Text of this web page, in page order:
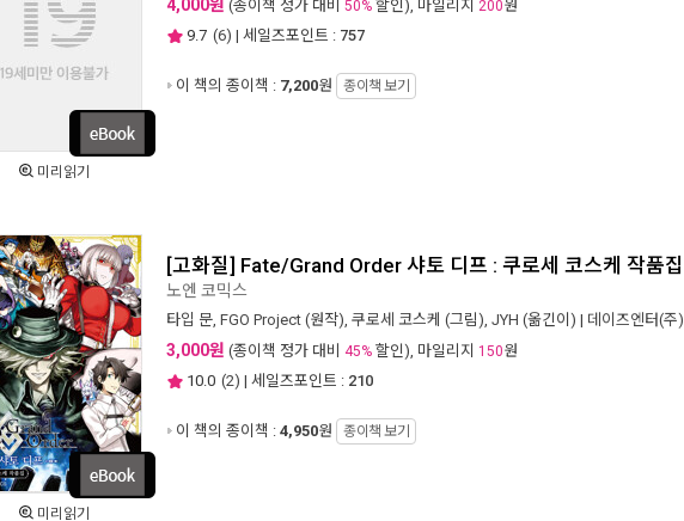
미리읽기
4,000원 (종이책 정가 대비 50% 할인), 마일리지 200원
9.7 (6) | 세일즈포인트 : 757
이 책의 종이책 : 7,200원 종이책 보기
미리읽기
[고화질] Fate/Grand Order 샤토 디프 : 쿠로세 코스케 작품집
노엔 코믹스
타입 문, FGO Project (원작), 쿠로세 코스케 (그림), JYH (옮긴이) | 데이즈엔터(주)
3,000원 (종이책 정가 대비 45% 할인), 마일리지 150원
10.0 (2) | 세일즈포인트 : 210
이 책의 종이책 : 4,950원 종이책 보기